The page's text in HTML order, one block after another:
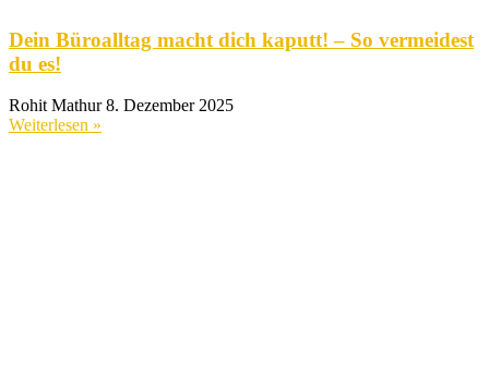
Dein Büroalltag macht dich kaputt! – So vermeidest
du es!
Rohit Mathur8. Dezember 2025
Weiterlesen »